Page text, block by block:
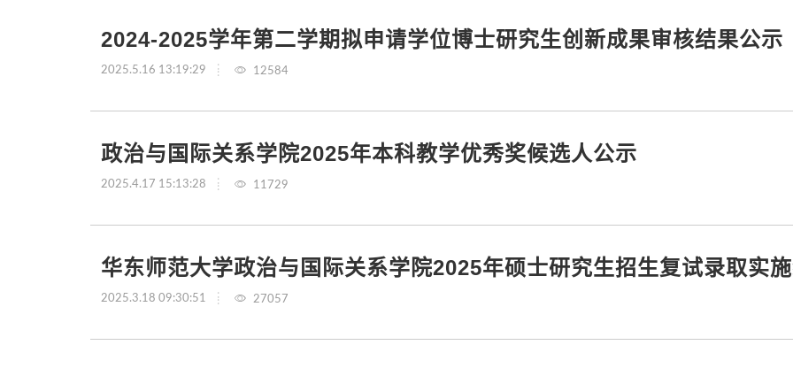
2024-2025学年第二学期拟申请学位博士研究生创新成果审核结果公示
2025.5.16 13:19:29 12584
政治与国际关系学院2025年本科教学优秀奖候选人公示
2025.4.17 15:13:28 11729
华东师范大学政治与国际关系学院2025年硕士研究生招生复试录取实
2025.3.18 09:30:51 27057